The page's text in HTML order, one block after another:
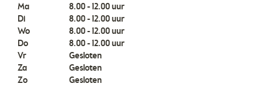
Ma
8.00 - 12.00 uur
Di
8.00 - 12.00 uur
Wo
8.00 - 12.00 uur
Do
8.00 - 12.00 uur
Vr
Gesloten
Za
Gesloten
Zo
Gesloten